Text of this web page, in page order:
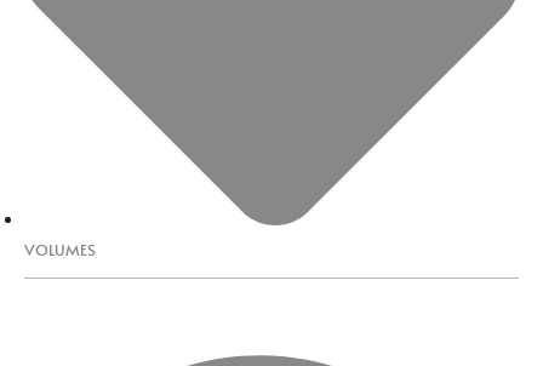
VOLUMES